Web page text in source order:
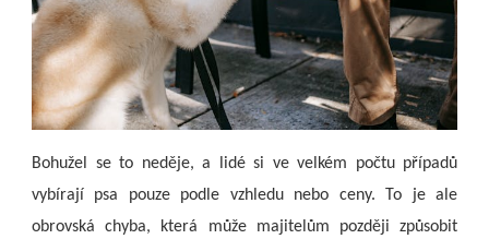
Bohužel se to neděje, a lidé si ve velkém počtu případů
vybírají psa pouze podle vzhledu nebo ceny. To je ale
obrovská chyba, která může majitelům později způsobit